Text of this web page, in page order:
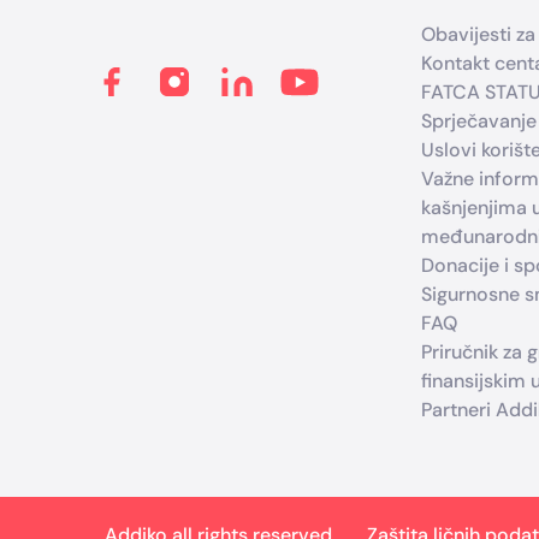
Obavijesti
Kontakt
FATCA
Uslovi
Važne
kašnjenjima
Donacije i
Sigurnosne
FAQ
Priručnik za
finansijskim
Partneri